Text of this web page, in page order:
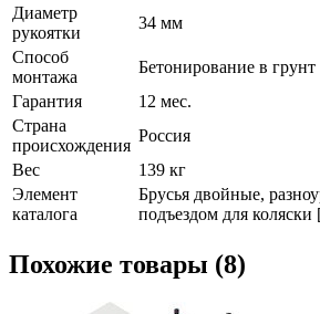
Диаметр
рукоятки
34 мм
Способ
монтажа
Бетонирование в грунт
Гарантия
12 мес.
Страна
происхождения
Россия
Вес
139 кг
Элемент
каталога
Брусья двойные,
подъездом для коляски
Похожие товары (8)